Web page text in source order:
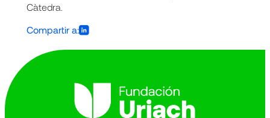
Càtedra.
Compartir a: